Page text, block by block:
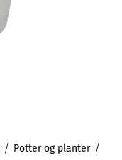
Potter og planter